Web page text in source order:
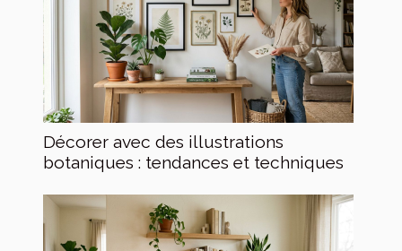
Décorer avec des illustrations
botaniques : tendances et techniques